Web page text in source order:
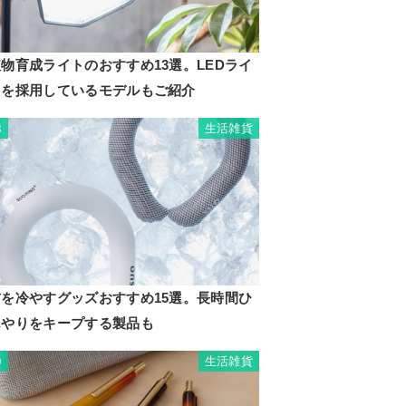
育成ライトのおすすめ13選。LEDライ
採用しているモデルもご紹介
生活雑貨
冷やすグッズおすすめ15選。長時間ひ
りをキープする製品も
生活雑貨